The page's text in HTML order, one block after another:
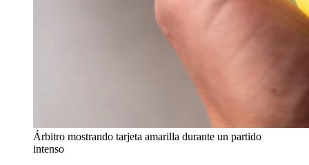
Árbitro mostrando tarjeta amarilla durante un partido
intenso